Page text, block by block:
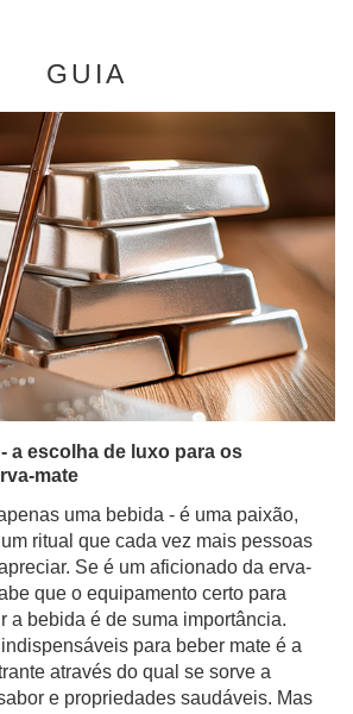
Calabaza + Bombilla
GUIA
a escolha de luxo para os
mate